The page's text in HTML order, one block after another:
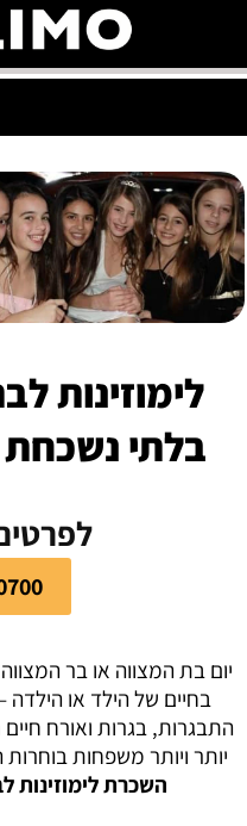
לימוזינות
בלתי
050-3310700
יום בת המצווה או בר
בחיים של הילד או
התבגרות, בגרות ואורח
יותר ויותר משפחות בוחרות
השכרת לימוזינות